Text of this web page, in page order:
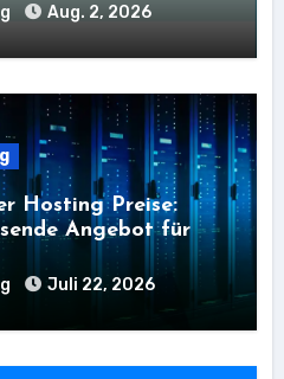
Aug. 2, 2026
Hosting Preise:
Angebot für
Juli 22, 2026